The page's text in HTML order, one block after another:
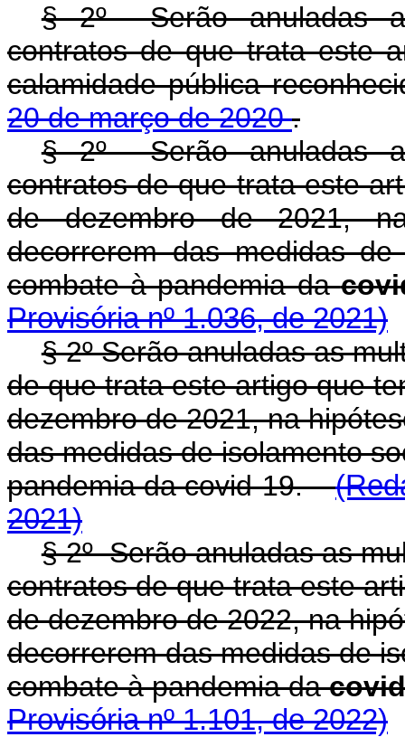
§ 2º Serão anuladas
contratos de que trata este
calamidade pública
20 de março de 2020.
§ 2º Serão anuladas
contratos de que trata este
de dezembro de 2021,
decorrerem das medidas
combate à pandemia da
Provisória nº 1.036, de 2021)
§ 2º Serão anuladas as
de que trata este artigo que
dezembro de 2021, na
das medidas de isolamento
pandemia da covid-19.
2021)
§ 2º Serão anuladas as
contratos de que trata este
de dezembro de 2022, na
decorrerem das medidas de
combate à pandemia da
Provisória nº 1.101, de 2022)